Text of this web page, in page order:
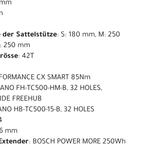
der Sattelstütze: S: 180 mm, M: 250
250 mm
: 42T
CX SMART 85Nm
FH-TC500-HM-B, 32 HOLES,
FREEHUB
HB-TC500-15-B, 32 HOLES
mm
: BOSCH POWER MORE 250Wh